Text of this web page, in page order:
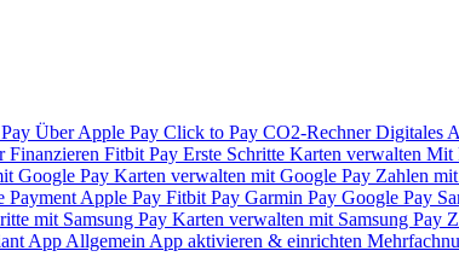
Über Apple Pay Click to Pay CO2-RechnerDigitales
Finanzieren Fitbit Pay Erste Schritte Karten verwalten Mit
Google Pay Karten verwalten mit Google Pay Zahlen
Payment Apple Pay Fitbit Pay Garmin Pay Google Pay
mit Samsung Pay Karten verwalten mit Samsung Pay
App Allgemein App aktivieren & einrichten